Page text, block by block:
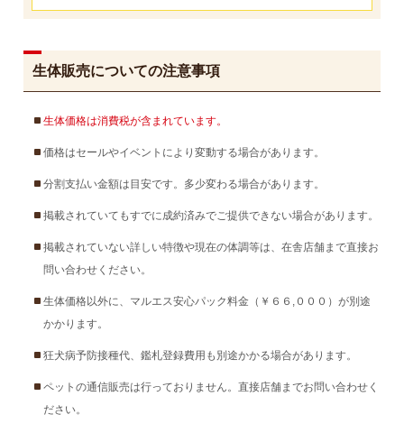
生体販売についての注意事項
生体価格は消費税が含まれています。
価格はセールやイベントにより変動する場合があります。
分割支払い金額は目安です。多少変わる場合があります。
掲載されていてもすでに成約済みでご提供できない場合があります。
掲載されていない詳しい特徴や現在の体調等は、在舎店舗まで直接お
問い合わせください。
生体価格以外に、マルエス安心パック料金（￥６６,０００）が別途
かかります。
狂犬病予防接種代、鑑札登録費用も別途かかる場合があります。
ペットの通信販売は行っておりません。直接店舗までお問い合わせく
ださい。